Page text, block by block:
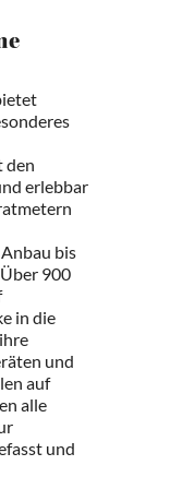
den
erlebbar
bis
900
in die
und
auf
alle
und